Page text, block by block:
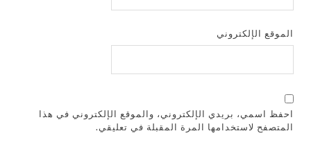
الموقع الإلكتروني
احفظ اسمي، بريدي الإلكتروني، والموقع الإلكتروني في هذا
المتصفح لاستخدامها المرة المقبلة في تعليقي.